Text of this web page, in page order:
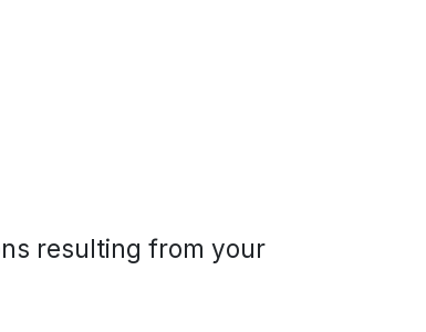
resulting from your